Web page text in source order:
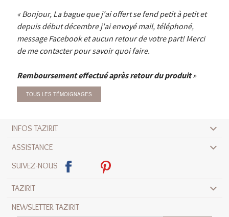
Bonjour, La bague que j'ai offert se fend petit à petit et
depuis début décembre j'ai envoyé mail, téléphoné,
message Facebook et aucun retour de votre part! Merci
de me contacter pour savoir quoi faire.
Remboursement effectué après retour du produit
TOUS LES TÉMOIGNAGES
INFOS TAZIRIT
ASSISTANCE
SUIVEZ-NOUS
TAZIRIT
NEWSLETTER TAZIRIT